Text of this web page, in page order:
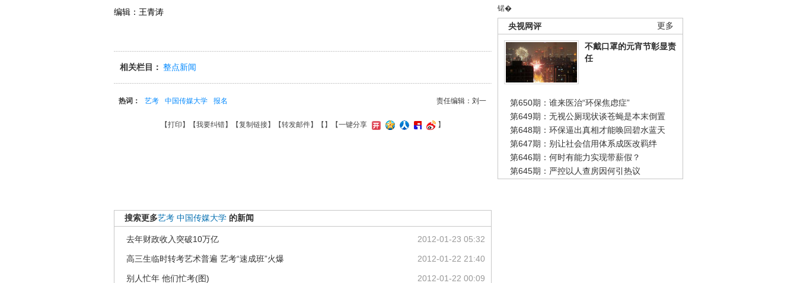
锘�
更多
央视网评
不戴口罩的元宵节彰显责
任
第650期：谁来医治“环保焦虑症”
第649期：无视公厕现状谈苍蝇是本末倒置
第648期：环保逼出真相才能唤回碧水蓝天
第647期：别让社会信用体系成医改羁绊
第646期：何时有能力实现带薪假？
第645期：严控以人查房因何引热议
编辑：王青涛
相关栏目： 整点新闻
责任编辑：刘一
热词： 艺考 中国传媒大学 报名
【打印 】【我要纠错】【复制链接】【转发邮件】【 】 【一键分享 】
搜索更多艺考 中国传媒大学 的新闻
2012-01-23 05:32
去年财政收入突破10万亿
2012-01-22 21:40
高三生临时转考艺术普遍 艺考“速成班”火爆
2012-01-22 00:09
别人忙年 他们忙考(图)